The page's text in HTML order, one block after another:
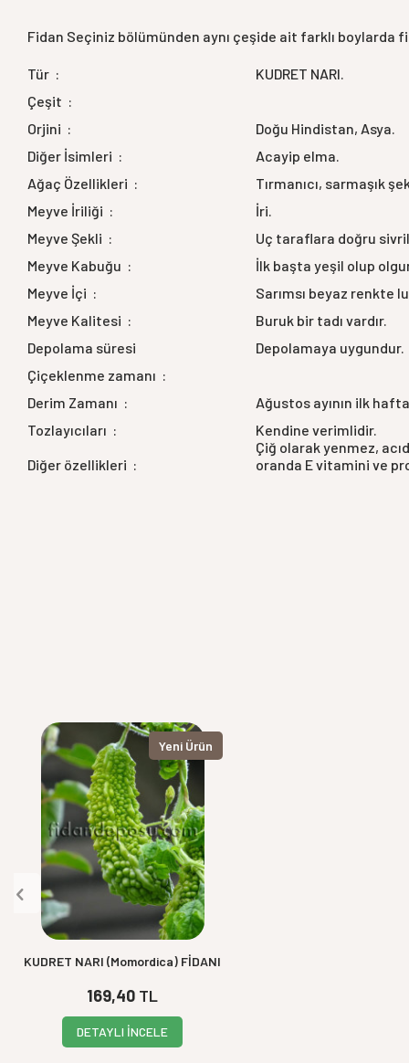
Fidan Seçiniz bölümünden aynı çeşide ait farklı boylarda
Tür :
KUDRET NARI.
Çeşit :
Orjini :
Doğu Hindistan, Asya.
Diğer İsimleri :
Acayip elma.
Ağaç Özellikleri :
Tırmanıcı, sarmaşık
Meyve İriliği :
İri.
Meyve Şekli :
Uç taraflara doğru
Meyve Kabuğu :
İlk başta yeşil olup
Meyve İçi :
Sarımsı beyaz renkte
Meyve Kalitesi :
Buruk bir tadı vardır.
Depolama süresi
Depolamaya uygundur.
Çiçeklenme zamanı :
Derim Zamanı :
Ağustos ayının ilk
Tozlayıcıları :
Kendine verimlidir.
Diğer özellikleri :
Çiğ olarak yenmez,
oranda E vitamini ve
Yeni Ürün
KUDRET NARI (Momordica) FİDANI
169,40 TL
DETAYLI İNCELE